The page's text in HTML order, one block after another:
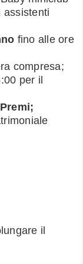
assistenti
fino alle ore
compresa;
per il
il